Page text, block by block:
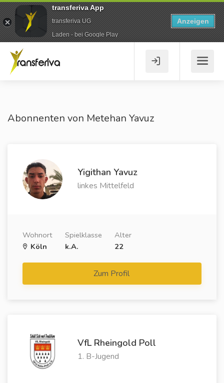
Abonnenten von Metehan Yavuz
Yigithan Yavuz
linkes Mittelfeld
Wohnort
Köln
Spielklasse
k.A.
Alter
22
Zum Profil
VfL Rheingold Poll
1. B-Jugend
transferiva App
transferiva UG
Laden - bei Google Play
Anzeigen